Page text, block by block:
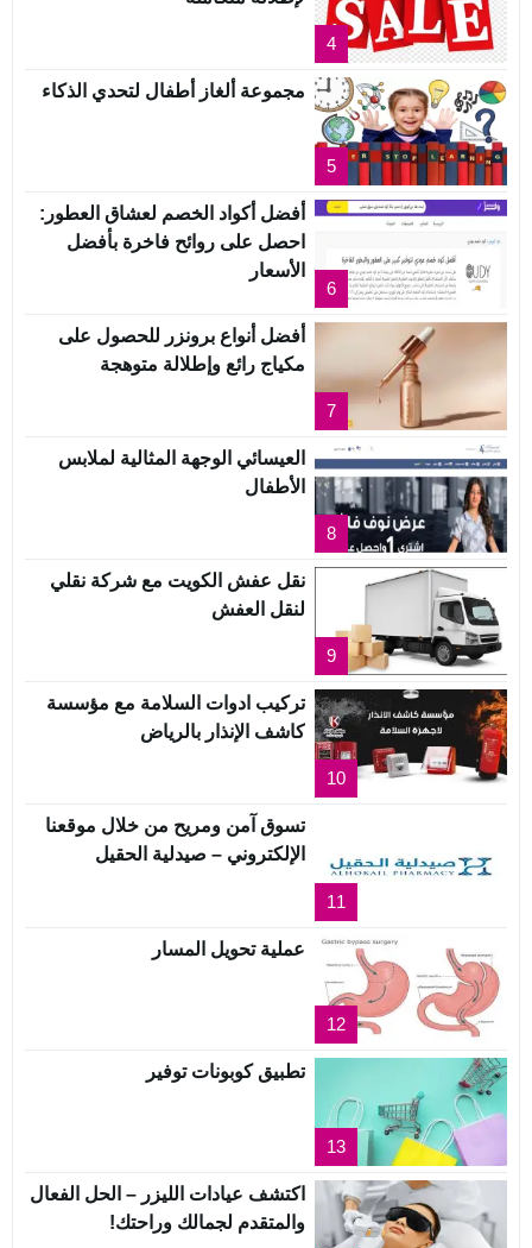
4
5
مجموعة ألغاز أطفال لتحدي الذكاء
6
أفضل أكواد الخصم لعشاق العطور:
احصل على روائح فاخرة بأفضل
الأسعار
7
أفضل أنواع برونزر للحصول على
مكياج رائع وإطلالة متوهجة
8
العيسائي الوجهة المثالية لملابس
الأطفال
9
نقل عفش الكويت مع شركة نقلي
لنقل العفش
10
تركيب ادوات السلامة مع مؤسسة
كاشف الإنذار بالرياض
11
تسوق آمن ومريح من خلال موقعنا
الإلكتروني – صيدلية الحقيل
12
عملية تحويل المسار
13
تطبيق كوبونات توفير
اكتشف عيادات الليزر – الحل الفعال
والمتقدم لجمالك وراحتك!